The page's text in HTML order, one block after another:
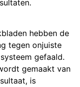
hebben de
tegen onjuiste
gefaald.
gemaakt van
is